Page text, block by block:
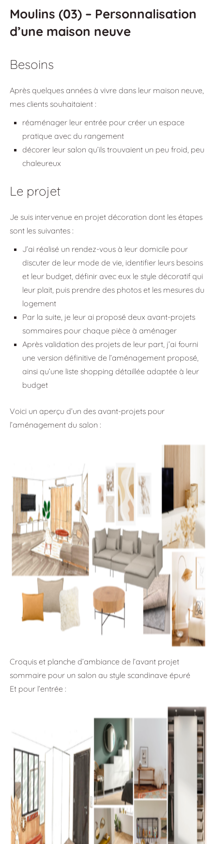
Moulins (03) – Personnalisation
d’une maison neuve
Besoins
Après quelques années à vivre dans leur maison neuve,
mes clients souhaitaient :
réaménager leur entrée pour créer un espace
pratique avec du rangement
décorer leur salon qu’ils trouvaient un peu froid, peu
chaleureux
Le projet
Je suis intervenue en projet décoration dont les étapes
sont les suivantes :
J’ai réalisé un rendez-vous à leur domicile pour
discuter de leur mode de vie, identifier leurs besoins
et leur budget, définir avec eux le style décoratif qui
leur plait, puis prendre des photos et les mesures du
logement
Par la suite, je leur ai proposé deux avant-projets
sommaires pour chaque pièce à aménager
Après validation des projets de leur part, j’ai fourni
une version définitive de l’aménagement proposé,
ainsi qu’une liste shopping détaillée adaptée à leur
budget
Voici un aperçu d’un des avant-projets pour
l’aménagement du salon :
Croquis et planche d’ambiance de l’avant projet
sommaire pour un salon au style scandinave épuré
Et pour l’entrée :